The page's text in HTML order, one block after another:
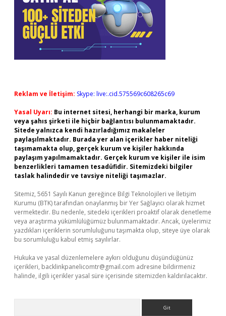
Reklam ve İletişim: Skype: live:.cid.575569c608265c69
Yasal Uyarı: Bu internet sitesi, herhangi bir marka, kurum
veya şahıs şirketi ile hiçbir bağlantısı bulunmamaktadır.
Sitede yalnızca kendi hazırladığımız makaleler
paylaşılmaktadır. Burada yer alan içerikler haber niteliği
taşımamakta olup, gerçek kurum ve kişiler hakkında
paylaşım yapılmamaktadır. Gerçek kurum ve kişiler ile isim
benzerlikleri tamamen tesadüfidir. Sitemizdeki bilgiler
taslak halindedir ve tavsiye niteliği taşımazlar.
Sitemiz, 5651 Sayılı Kanun gereğince Bilgi Teknolojileri ve İletişim
Kurumu (BTK) tarafından onaylanmış bir Yer Sağlayıcı olarak hizmet
vermektedir. Bu nedenle, sitedeki içerikleri proaktif olarak denetleme
veya araştırma yükümlülüğümüz bulunmamaktadır. Ancak, üyelerimiz
yazdıkları içeriklerin sorumluluğunu taşımakta olup, siteye üye olarak
bu sorumluluğu kabul etmiş sayılırlar.
Hukuka ve yasal düzenlemelere aykırı olduğunu düşündüğünüz
içerikleri, backlinkpanelicomtr@gmail.com adresine bildirmeniz
halinde, ilgili içerikler yasal süre içerisinde sitemizden kaldırılacaktır.